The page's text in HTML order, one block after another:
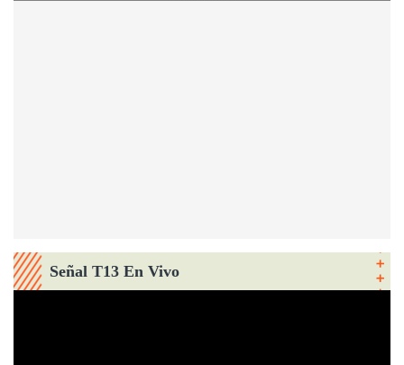
Señal T13 En Vivo